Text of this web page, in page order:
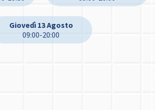
Giovedì 13 Agosto
09:00-20:00